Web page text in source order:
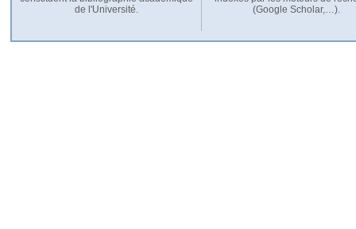
de l'Université.
(Google Scholar,…).